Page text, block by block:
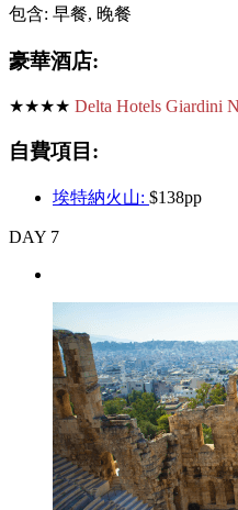
包含: 早餐, 晚餐
豪華酒店:
★★★★ Delta Hotels Giardini
自費項目:
埃特納火山: $138pp
DAY 7